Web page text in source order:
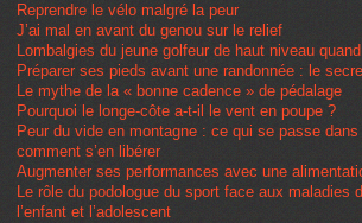
Reprendre le vélo malgré la peur
J’ai mal en avant du genou sur le relief
Lombalgies du jeune golfeur de haut niveau
Préparer ses pieds avant une randonnée : le
Le mythe de la « bonne cadence » de pédalage
Pourquoi le longe-côte a-t-il le vent en poupe ?
Peur du vide en montagne : ce qui se passe
comment s’en libérer
Augmenter ses performances avec une
Le rôle du podologue du sport face aux maladies
l’enfant et l’adolescent